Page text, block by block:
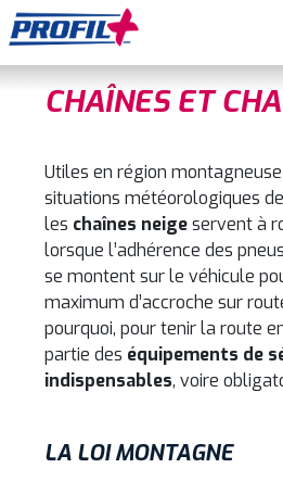
CHAÎNES ET
Utiles en région
situations météorologiques
les chaînes neigeservent à
lorsque l’adhérence des
se montent sur le véhicule
maximum d’accroche sur
pourquoi, pour tenir la route
partie des équipements de
indispensables, voire
LA LOI MONTAGNE